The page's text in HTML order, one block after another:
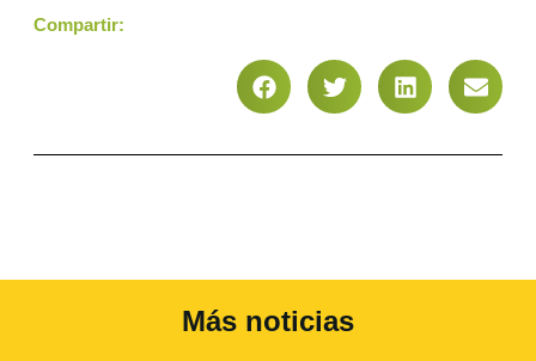
Compartir:
Más noticias